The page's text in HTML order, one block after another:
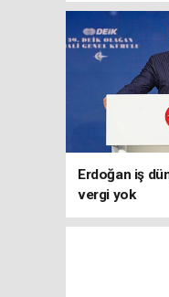
Erdoğan iş
vergi yok